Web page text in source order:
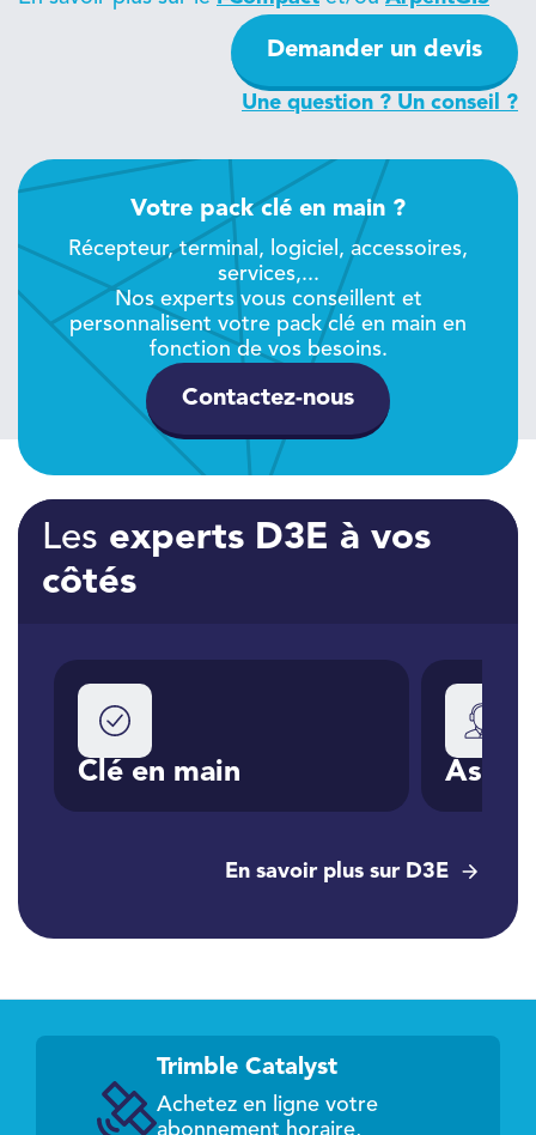
Demander un devis
Une question ? Un conseil ?
Votre pack clé en main ?
Récepteur, terminal, logiciel, accessoires,
services,...
Nos experts vous conseillent et
personnalisent votre pack clé en main en
fonction de vos besoins.
Contactez-nous
Les experts D3E à vos
côtés
Clé en main
En savoir plus sur D3E
Trimble Catalyst
Achetez en ligne votre
abonnement horaire,